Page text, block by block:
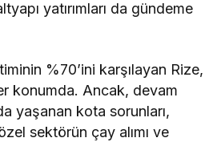
yatırımları da gündeme
%70’ini karşılayan Rize,
konumda. Ancak, devam
yaşanan kota sorunları,
sektörün çay alımı ve